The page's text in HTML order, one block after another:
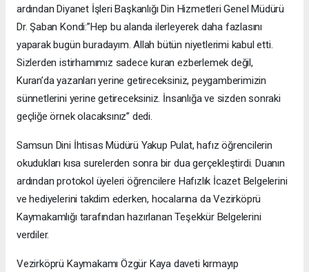
ardından Diyanet İşleri Başkanlığı Din Hizmetleri Genel Müdürü
Dr. Şaban Kondi:”Hep bu alanda ilerleyerek daha fazlasını
yaparak bugün buradayım. Allah bütün niyetlerimi kabul etti.
Sizlerden istirhamımız sadece kuran ezberlemek değil,
Kuran’da yazanları yerine getireceksiniz, peygamberimizin
sünnetlerini yerine getireceksiniz. İnsanlığa ve sizden sonraki
geçliğe örnek olacaksınız” dedi.
Samsun Dini İhtisas Müdürü Yakup Pulat, hafız öğrencilerin
okudukları kısa surelerden sonra bir dua gerçekleştirdi. Duanın
ardından protokol üyeleri öğrencilere Hafızlık İcazet Belgelerini
ve hediyelerini takdim ederken, hocalarına da Vezirköprü
Kaymakamlığı tarafından hazırlanan Teşekkür Belgelerini
verdiler.
Vezirköprü Kaymakamı Özgür Kaya daveti kırmayıp